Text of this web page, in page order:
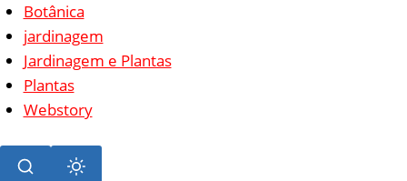
Botânica
jardinagem
Jardinagem e Plantas
Plantas
Webstory